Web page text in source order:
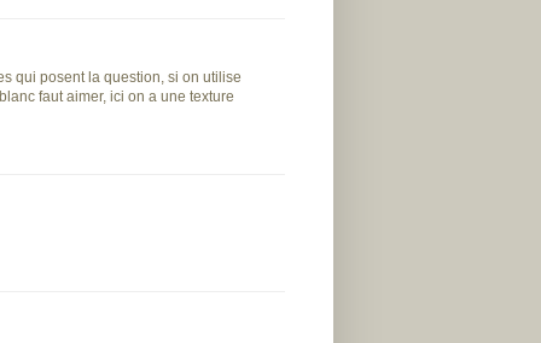
qui posent la question, si on utilise
faut aimer, ici on a une texture